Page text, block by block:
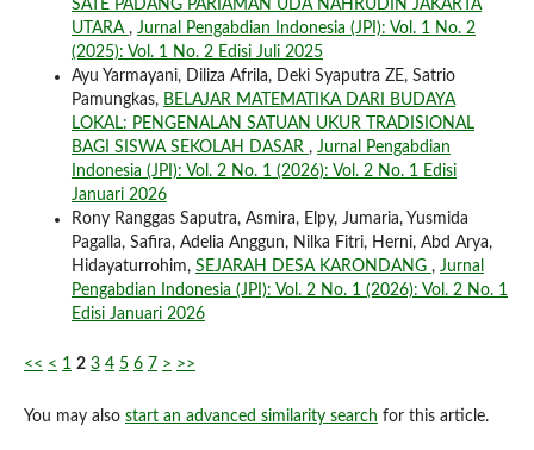
SATE PADANG PARIAMAN UDA NAHRUDIN JAKARTA
UTARA , Jurnal Pengabdian Indonesia (JPI): Vol. 1 No. 2
(2025): Vol. 1 No. 2 Edisi Juli 2025
Ayu Yarmayani, Diliza Afrila, Deki Syaputra ZE, Satrio
Pamungkas, BELAJAR MATEMATIKA DARI BUDAYA
LOKAL: PENGENALAN SATUAN UKUR TRADISIONAL
BAGI SISWA SEKOLAH DASAR , Jurnal Pengabdian
Indonesia (JPI): Vol. 2 No. 1 (2026): Vol. 2 No. 1 Edisi
Januari 2026
Rony Ranggas Saputra, Asmira, Elpy, Jumaria, Yusmida
Pagalla, Safira, Adelia Anggun, Nilka Fitri, Herni, Abd Arya,
Hidayaturrohim, SEJARAH DESA KARONDANG , Jurnal
Pengabdian Indonesia (JPI): Vol. 2 No. 1 (2026): Vol. 2 No. 1
Edisi Januari 2026
<< < 1 2 3 4 5 6 7 > >>
You may also start an advanced similarity search for this article.